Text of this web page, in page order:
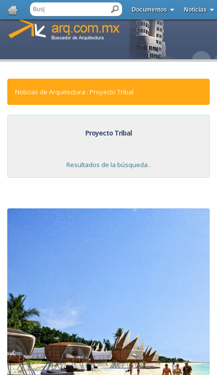
Documentos Noticias
Noticias de Arquitectura : Proyecto Tribal
Proyecto Tribal
Resultados de la búsqueda .